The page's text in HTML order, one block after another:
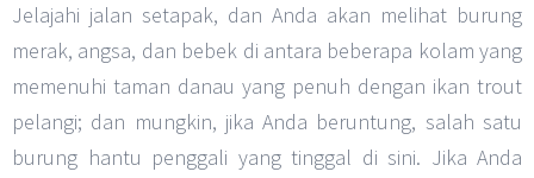
Jelajahi jalan setapak, dan Anda akan melihat burung
merak, angsa, dan bebek di antara beberapa kolam yang
memenuhi taman danau yang penuh dengan ikan trout
pelangi; dan mungkin, jika Anda beruntung, salah satu
burung hantu penggali yang tinggal di sini. Jika Anda